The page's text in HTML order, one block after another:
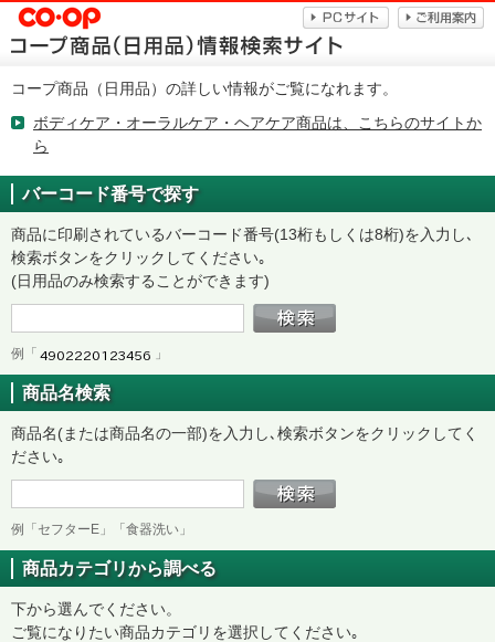
コープ商品（日用品）の詳しい情報がご覧になれます。
ボディケア・オーラルケア・ヘアケア商品は、こちらのサイトか
ら
バーコード番号で探す
商品に印刷されているバーコード番号(13桁もしくは8桁)を入力し､
検索ボタンをクリックしてください｡
(日用品のみ検索することができます)
例「 」
商品名検索
商品名(または商品名の一部)を入力し､検索ボタンをクリックしてく
ださい｡
例「セフターE」「食器洗い」
商品カテゴリから調べる
下から選んでください。
ご覧になりたい商品カテゴリを選択してください｡